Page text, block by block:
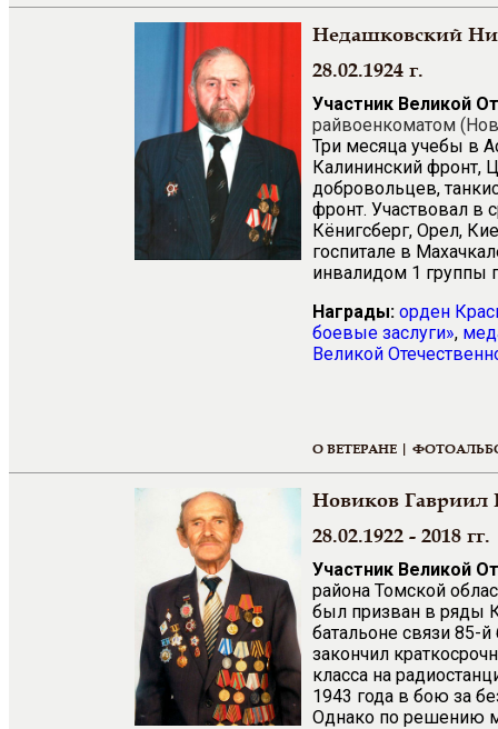
Недашковский
28.02.1924 г.
Участник Великой
райвоенкоматом
Три месяца учебы в
Калининский фронт,
добровольцев,
фронт. Участвовал в
Кёнигсберг, Орел,
госпитале в
инвалидом 1 группы
Награды: орден
боевые заслуги»,
Великой
О ВЕТЕРАНЕ |
Новиков Гавриил
28.02.1922 - 2018 гг.
Участник Великой
района Томской
был призван в ряды
батальоне связи 85-
закончил
класса на
1943 года в бою за
Однако по решению